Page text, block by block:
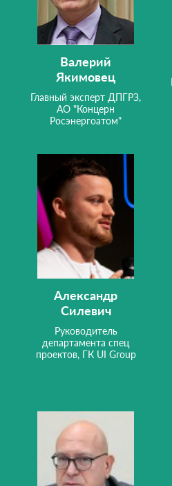
Валерий
Якимовец
Главный эксперт ДПГРЗ,
АО "Концерн
Росэнергоатом"
Александр
Силевич
Руководитель
департамента спец
проектов, ГК UI Group